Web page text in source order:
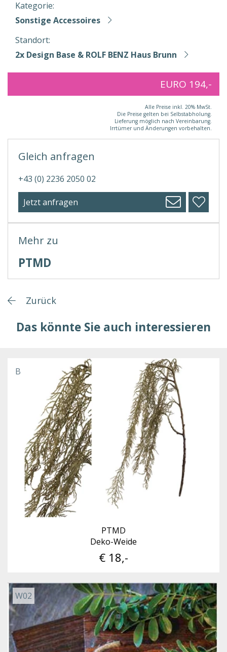
Kategorie:
Sonstige Accessoires
Standort:
2x Design Base & ROLF BENZ Haus Brunn
EURO 194,-
Alle Preise inkl. 20% MwSt.
Die Preise gelten bei Selbstabholung.
Lieferung möglich nach Vereinbarung.
Irrtümer und Änderungen vorbehalten.
Mehr zu
PTMD
Gleich anfragen
+43 (0) 2236 2050 02
Jetzt anfragen
Zurück
Das könnte Sie auch interessieren
B
PTMD
Deko-Weide
€ 18,-
W02